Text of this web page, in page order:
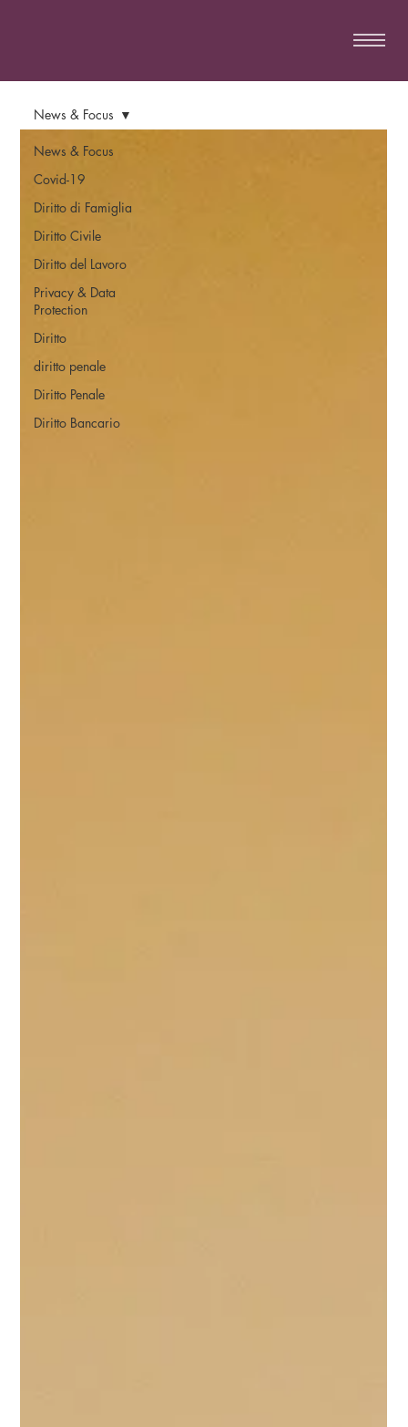
News & Focus
Covid-19
Diritto di Famiglia
Diritto Civile
Diritto del Lavoro
Privacy & Data
Protection
Diritto
diritto penale
Diritto Penale
Diritto Bancario
News & Focus